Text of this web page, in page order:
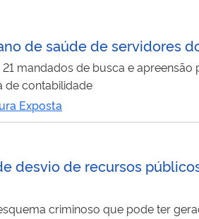
de saúde de servidores
mandados de busca e
de contabilidade
Exposta
desvio de recursos
criminoso que pode ter